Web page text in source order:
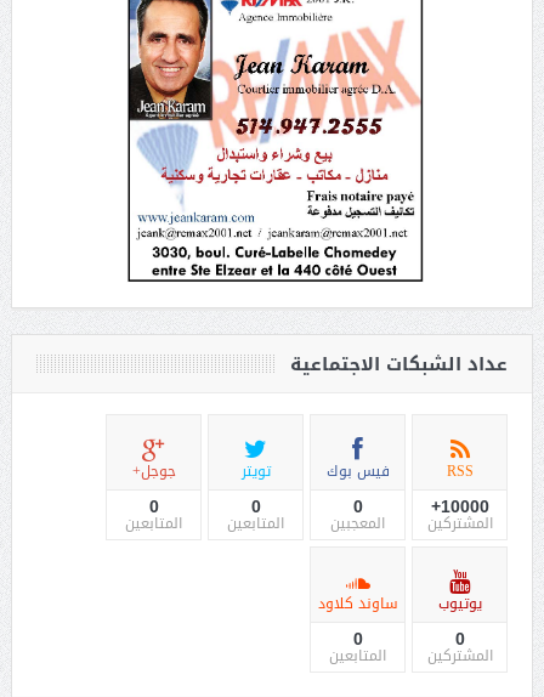
عداد الشبكات الاجتماعية
RSS
10000+
المشتركين
فيس بوك
0
المعجبين
تويتر
0
المتابعين
جوجل+
0
المتابعين
يوتيوب
0
المشتركين
ساوند كلاود
0
المتابعين